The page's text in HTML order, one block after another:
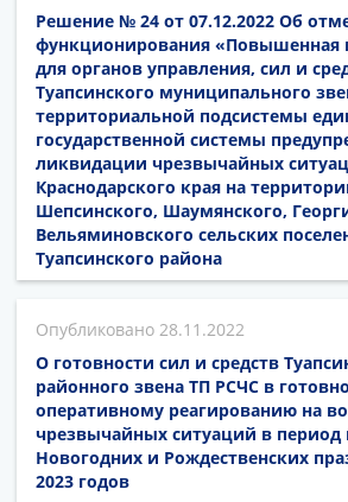
Решение № 24 от 07.12.2022 Об
функционирования «Повышенная
для органов управления, сил и
Туапсинского муниципального
территориальной подсистемы
государственной системы
ликвидации чрезвычайных
Краснодарского края на
Шепсинского, Шаумянского,
Вельяминовского сельских
Туапсинского района
28.11.2022
О готовности сил и средств
районного звена ТП РСЧС в
оперативному реагированию на
чрезвычайных ситуаций в период
Новогодних и Рождественских
2023 годов